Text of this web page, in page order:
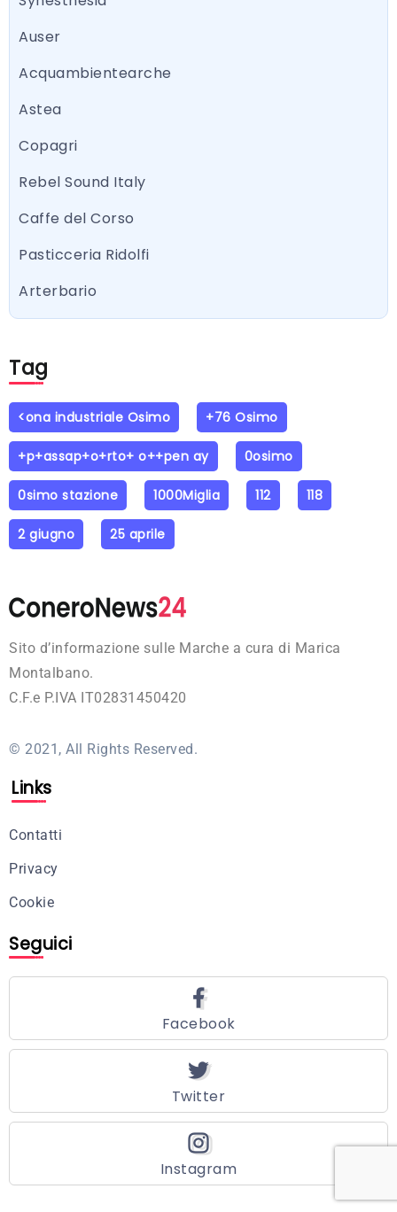
Auser
Acquambientearche
Astea
Copagri
Rebel Sound Italy
Caffe del Corso
Pasticceria Ridolfi
Arterbario
Tag
<ona industriale Osimo +76 Osimo
+p+assap+o+rto+ o++pen ay 0osimo
0simo stazione 1000Miglia 112 118
2 giugno 25 aprile
Sito d’informazione sulle Marche a cura di Marica
Montalbano.
C.F.e P.IVA IT02831450420
© 2021, All Rights Reserved.
Links
Contatti
Privacy
Cookie
Seguici
Facebook
Twitter
Instagram